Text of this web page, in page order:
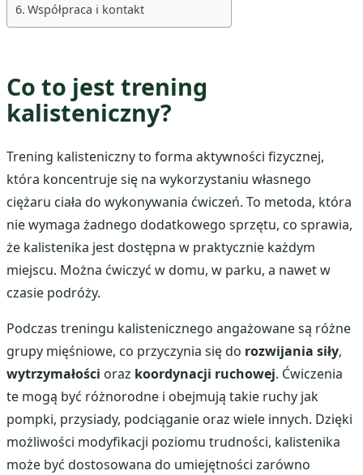
Współpraca i kontakt
Co to jest trening
kalisteniczny?
Trening kalisteniczny to forma aktywności fizycznej,
która koncentruje się na wykorzystaniu własnego
ciężaru ciała do wykonywania ćwiczeń. To metoda, która
nie wymaga żadnego dodatkowego sprzętu, co sprawia,
że kalistenika jest dostępna w praktycznie każdym
miejscu. Można ćwiczyć w domu, w parku, a nawet w
czasie podróży.
Podczas treningu kalistenicznego angażowane są różne
grupy mięśniowe, co przyczynia się do rozwijania siły,
wytrzymałości oraz koordynacji ruchowej. Ćwiczenia
te mogą być różnorodne i obejmują takie ruchy jak
pompki, przysiady, podciąganie oraz wiele innych. Dzięki
możliwości modyfikacji poziomu trudności, kalistenika
może być dostosowana do umiejętności zarówno